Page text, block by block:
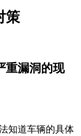
策
重漏洞的现
知道车辆的具体